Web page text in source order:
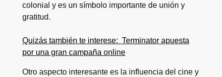
colonial y es un símbolo importante de unión y
gratitud.
Quizás también te interese: Terminator apuesta
por una gran campaña online
Otro aspecto interesante es la influencia del cine y